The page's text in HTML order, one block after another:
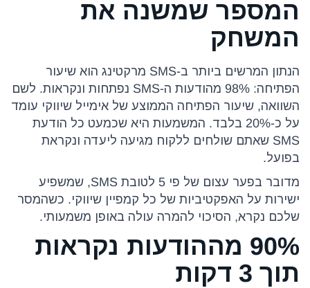
המספר שמשנה את
המשחק
הנתון המרשים ביותר ב-SMS מרקטינג הוא שיעור
הפתיחה: 98% מהודעות ה-SMS נפתחות ונקראות. לשם
השוואה, שיעור הפתיחה הממוצע של אימייל שיווקי עומד
על כ-20% בלבד. המשמעות היא שכמעט כל הודעת
SMS שאתם שולחים ללקוח מגיעה ליעדה ונקראת
בפועל.
מדובר בפער עצום של פי 5 לטובת SMS, שמשפיע
ישירות על האפקטיביות של כל קמפיין שיווקי. כשהמסר
שלכם נקרא, הסיכוי להמרה עולה באופן משמעותי.
90% מההודעות נקראות
תוך 3 דקות